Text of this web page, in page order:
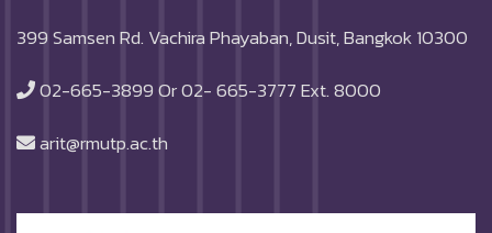
399 Samsen Rd. Vachira Phayaban, Dusit, Bangkok 10300
02-665-3899 Or 02- 665-3777 Ext. 8000
arit@rmutp.ac.th